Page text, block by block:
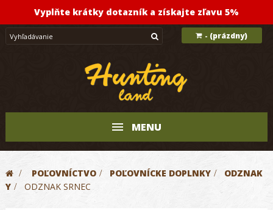
Vyplňte krátky dotazník a získajte zľavu 5%
- (prázdny)
MENU
> POĽOVNÍCTVO > POĽOVNÍCKE DOPLNKY >
ODZNAK
Y > ODZNAK SRNEC